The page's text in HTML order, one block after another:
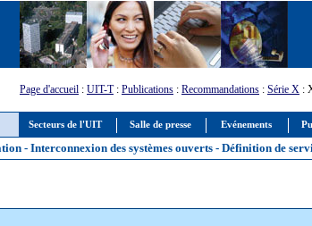
Secteurs de l'UIT Salle de presse Evénements
Page d'accueil : UIT-T: Publications : Recommandations : Série X :
- Interconnexion des systèmes ouverts - Définition de